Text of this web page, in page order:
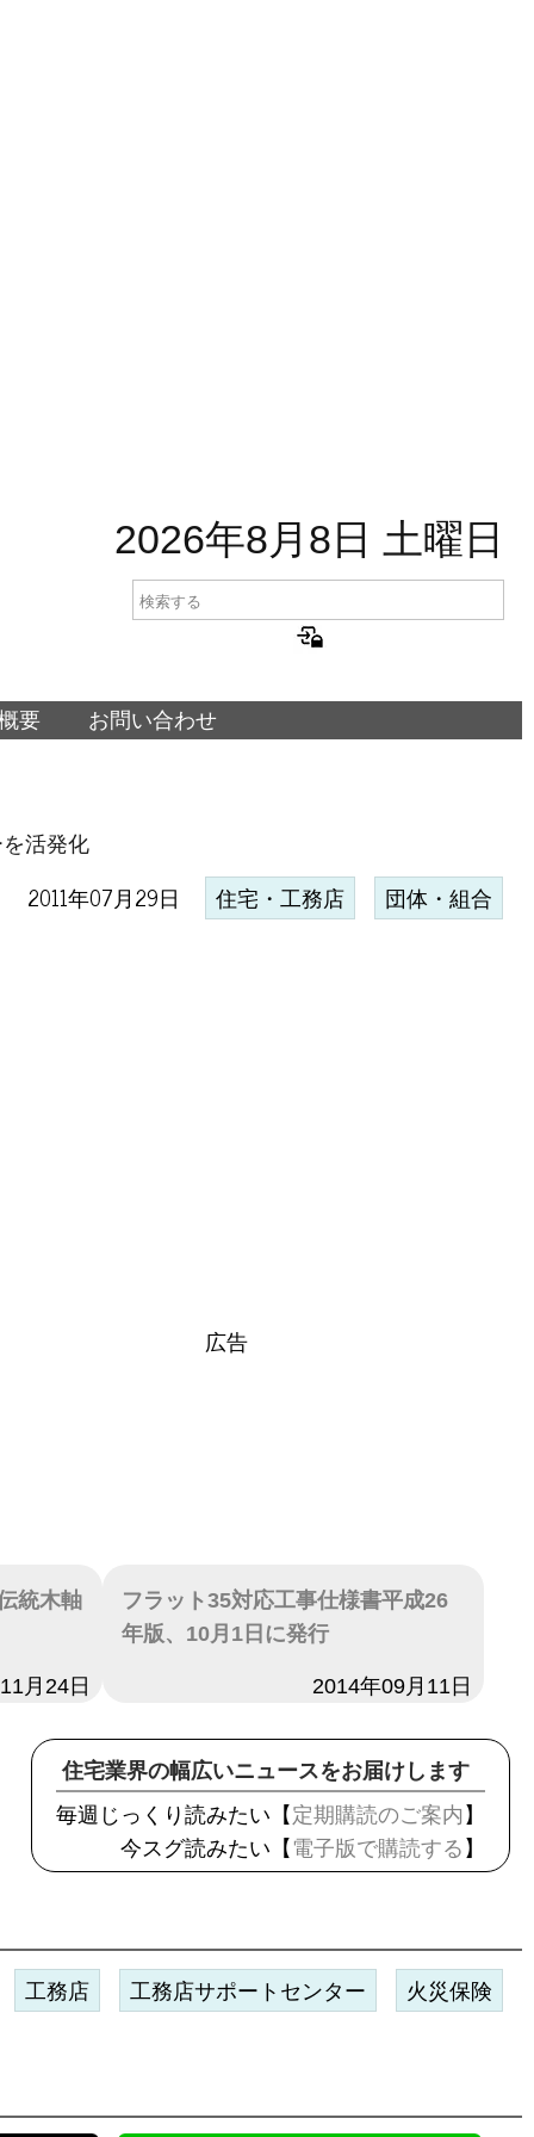
2026年8月8日 土曜日
要 お問い合わせ
活発化
2011年07月29日 住宅・工務店 団体・組合
広告
統木軸
月24日
フラット35対応工事仕様書平成26
年版、10月1日に発行
2014年09月11日
住宅業界の幅広いニュースをお届けします
毎週じっくり読みたい【 定期購読のご案内 】
今スグ読みたい【 電子版で購読する 】
工務店 工務店サポートセンター 火災保険